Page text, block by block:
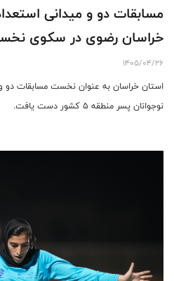
خراسان رضوی در سکوی
1405/04/26
استان خراسان به عنوان نخست مسابقات دو و
نوجوانان پسر منطقه 5 کشور دست یافت.